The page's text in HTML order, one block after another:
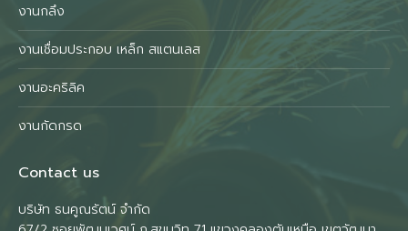
งานกลึง
งานเชื่อมประกอบ เหล็ก สแตนเลส
งานอะคริลิค
งานกัดกรด
Contact us
บริษัท ธนคูณรัตน์ จำกัด